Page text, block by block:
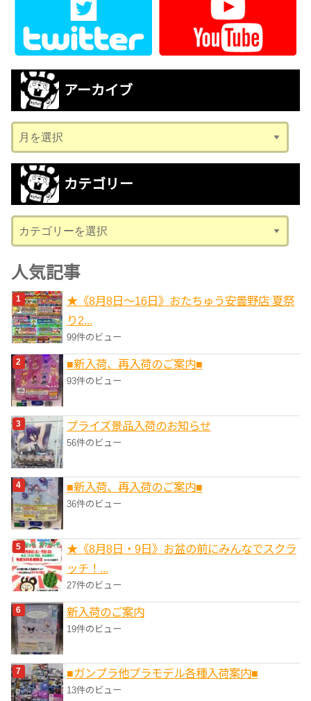
アーカイブ
ー
カ
ブ
カテゴリー
テ
ゴ
リ
ー
人気記事
★《8月8日～16日》おたちゅう安曇野店 夏祭
り2...
99件のビュー
■新入荷、再入荷のご案内■
93件のビュー
プライズ景品入荷のお知らせ
56件のビュー
■新入荷、再入荷のご案内■
36件のビュー
★《8月8日・9日》お盆の前にみんなでスクラ
ッチ！...
27件のビュー
新入荷のご案内
19件のビュー
■ガンプラ他プラモデル各種入荷案内■
13件のビュー